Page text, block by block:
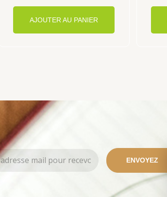
AJOUTER AU PANIER
ENVOYEZ